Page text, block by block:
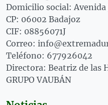
Domicilio social: Avenida
CP: 06002 Badajoz
CIF: 08856071J
Correo:
Teléfono: 677926042
Directora: Beatriz de las
GRUPO VAUBÁN